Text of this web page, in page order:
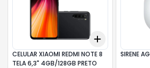
Add
CELULAR XIAOMI REDMI NOTE 8
TELA 6,3" 4GB/128GB PRETO
SIRENE